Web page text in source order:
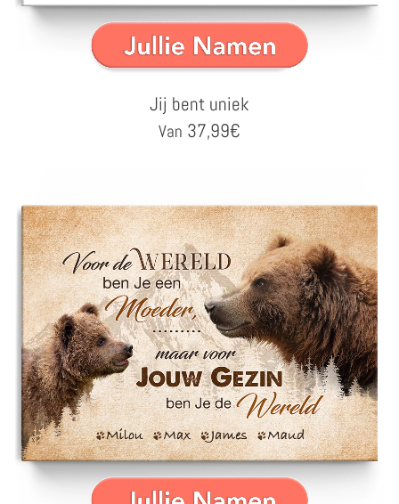
Jij bent uniek
Van 37,99€